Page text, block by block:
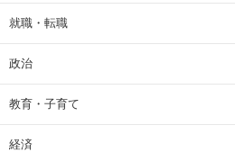
就職・転職
政治
教育・子育て
経済